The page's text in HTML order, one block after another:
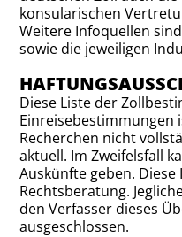
konsularischen
Weitere Infoquellen
sowie die jeweiligen
Diese Liste der
Recherchen nicht
aktuell. Im Zweifelsfall
Auskünfte geben.
Rechtsberatung.
den Verfasser dieses
ausgeschlossen.